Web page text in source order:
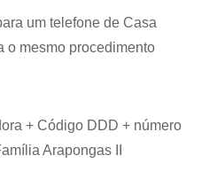
um telefone de Casa
o mesmo procedimento
+ Código DDD + número
Arapongas II